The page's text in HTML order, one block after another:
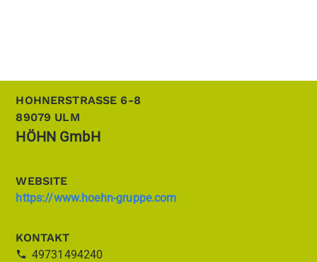
HOHNERSTRASSE 6-8
89079 ULM
HÖHN GmbH
WEBSITE
https://www.hoehn-gruppe.com
KONTAKT
49731494240